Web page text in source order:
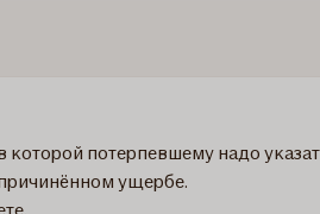
которой потерпевшему надо
ущербе.